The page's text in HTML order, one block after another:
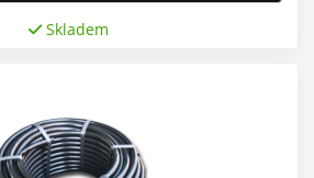
Skladem